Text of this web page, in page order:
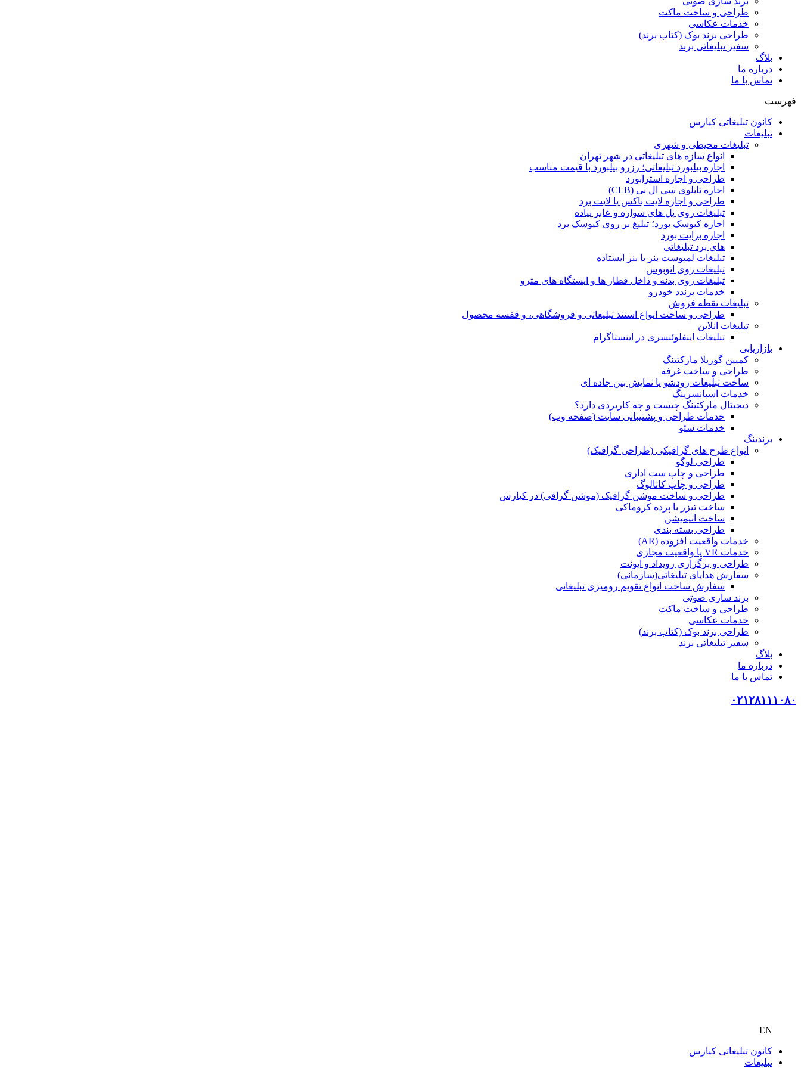
طراحی و ساخت ماکت
خدمات عکاسی
طراحی برند بوک (کتاب برند)
سفیر تبلیغاتی برند
بلاگ
درباره ما
تماس با ما
فهرست
کانون تبلیغاتی کیارس
تبلیغات
تبلیغات محیطی و شهری
انواع سازه‌ های تبلیغاتی در شهر تهران
اجاره بیلبورد تبلیغاتی؛ رزرو بیلبورد با قیمت مناسب
طراحی و اجاره استرابورد
اجاره تابلوی سی ال بی (CLB)
طراحی و اجاره لایت باکس یا لایت برد
تبلیغات روی پل های سواره و عابر پیاده
اجاره کیوسک بورد؛ تبلیغ بر روی کیوسک برد
اجاره برایت بورد
های برد تبلیغاتی
تبلیغات لمپوست بنر یا بنر ایستاده
تبلیغات روی اتوبوس
تبلیغات روی بدنه و داخل قطار ها و ایستگاه های مترو
خدمات برندد خودرو
تبلیغات نقطه فروش
طراحی و ساخت انواع استند تبلیغاتی و فروشگاهی، و قفسه محصول
تبلیغات انلاین
تبلیغات اینفلوئنسری در اینستاگرام
بازاریابی
کمپین گوریلا مارکتینگ
طراحی و ساخت غرفه
ساخت تبلیغات رودشو یا نمایش بین جاده ای
خدمات اسپانسرینگ
دیجیتال مارکتینگ چیست و چه کاربردی دارد؟
خدمات طراحی و پشتیبانی سایت (صفحه وب)
خدمات سئو
برندینگ
انواع طرح های گرافیکی (طراحی گرافیک)
طراحی لوگو
طراحی و چاپ ست اداری
طراحی و چاپ کاتالوگ
طراحی و ساخت موشن گرافیک (موشن گرافی) در کیارس
ساخت تیزر با پرده کروماکی
ساخت انیمیشن
طراحی بسته بندی
خدمات واقعیت افزوده (AR)
خدمات VR یا واقعیت مجازی
طراحی و برگزاری رویداد و ایونت
سفارش هدایای تبلیغاتی(سازمانی)
سفارش ساخت انواع تقویم رومیزی تبلیغاتی
برند سازی صوتی
طراحی و ساخت ماکت
خدمات عکاسی
طراحی برند بوک (کتاب برند)
سفیر تبلیغاتی برند
بلاگ
درباره ما
تماس با ما
۰۲۱۲۸۱۱۱۰۸۰
EN
کانون تبلیغاتی کیارس
تبلیغات